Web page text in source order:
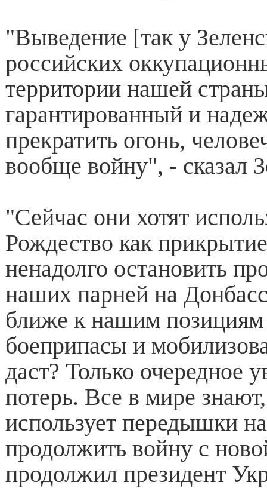
"Выведение [так у
российских
территории нашей
гарантированный и
прекратить огонь,
вообще войну", - сказал
"Сейчас они хотят
Рождество как
ненадолго остановить
наших парней на
ближе к нашим позициям
боеприпасы и
даст? Только очередное
потерь. Все в мире
использует передышки
продолжить войну с
продолжил президент